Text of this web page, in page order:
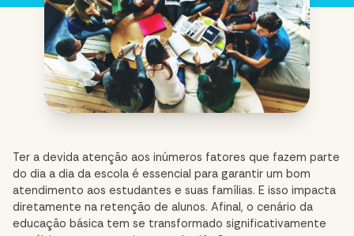
Ter a devida atenção aos inúmeros fatores que fazem parte
do dia a dia da escola é essencial para garantir um bom
atendimento aos estudantes e suas famílias. E isso impacta
diretamente na retenção de alunos. Afinal, o cenário da
educação básica tem se transformado significativamente